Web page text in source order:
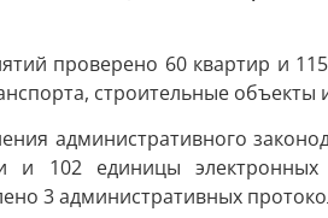
проверено 60 квартир и
строительные
административного
и 102 единицы
3 административных